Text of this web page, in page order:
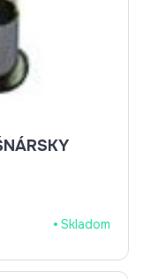
66 NI /BRAŠNÁRSKY
Skladom